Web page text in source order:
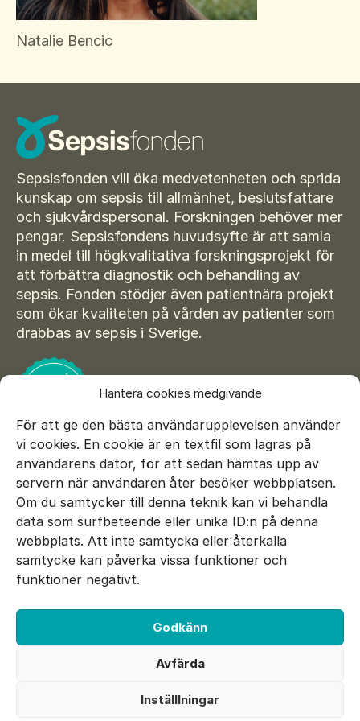
Hantera cookies medgivande
För att ge den bästa användarupplevelsen använder
vi cookies. En cookie är en textfil som lagras på
användarens dator, för att sedan hämtas upp av
servern när användaren åter besöker webbplatsen.
Om du samtycker till denna teknik kan vi behandla
data som surfbeteende eller unika ID:n på denna
webbplats. Att inte samtycka eller återkalla
samtycke kan påverka vissa funktioner och
funktioner negativt.
Godkänn
Avfärda
Inställlningar
För amputerade
Ansök om bidrag
Vår Integritetspolicy
Våra partners
Vid begravning
Testamente
Beställ material
Norsk
Natalie Bencic
Sepsisfonden vill öka medvetenheten och sprida
kunskap om sepsis till allmänhet, beslutsfattare
och sjukvårdspersonal. Forskningen behöver mer
pengar. Sepsisfondens huvudsyfte är att samla
in medel till högkvalitativa forskningsprojekt för
att förbättra diagnostik och behandling av
sepsis. Fonden stödjer även patientnära projekt
som ökar kvaliteten på vården av patienter som
drabbas av sepsis i Sverige.
E-mail: info@sepsisfonden.se
DONERA
BG 900-5265
Instagram
Cookie inställningar